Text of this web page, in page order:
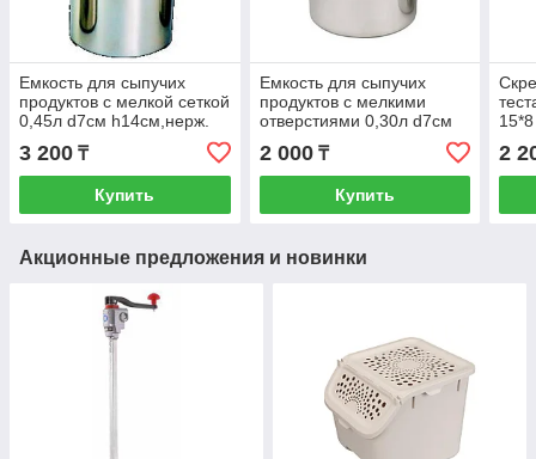
Емкость для сыпучих
продуктов с мелкой сеткой
0,45л d7см h14см,нерж.
сталь DRG15M
3 200 ₸
Купить
Емкость для сыпучих
продуктов с мелкими
отверстиями 0,30л d7см
h9см,нерж. сталь DRG10
2 000₸
Купить
2
Акционные предложения и новинки